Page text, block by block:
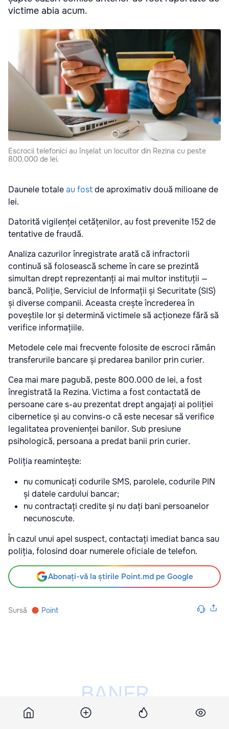
victime abia acum.
Escrocii telefonici au înșelat un locuitor din Rezina cu peste
800.000 de lei.
Daunele totaleau fostde aproximativ două milioane de
lei.
Datorită vigilenței cetățenilor, au fost prevenite 152 de
tentative de fraudă.
Analiza cazurilor înregistrate arată că infractorii
continuă să folosească scheme în care se prezintă
simultan drept reprezentanți ai mai multor instituții —
bancă, Poliție, Serviciul de Informații și Securitate (SIS)
și diverse companii. Aceasta crește încrederea în
poveștile lor și determină victimele să acționeze fără să
verifice informațiile.
Metodele cele mai frecvente folosite de escroci rămân
transferurile bancare și predarea banilor prin curier.
Cea mai mare pagubă, peste 800.000 de lei, a fost
înregistrată la Rezina. Victima a fost contactată de
persoane care s-au prezentat drept angajați ai poliției
cibernetice și au convins-o că este necesar să verifice
legalitatea provenienței banilor. Sub presiune
psihologică, persoana a predat banii prin curier.
Poliția reamintește:
nu comunicați codurile SMS, parolele, codurile PIN
și datele cardului bancar;
nu contractați credite și nu dați bani persoanelor
necunoscute.
În cazul unui apel suspect, contactați imediat banca sau
poliția, folosind doar numerele oficiale de telefon.
Abonați-vă la știrile Point.md pe Google
Sursă Point